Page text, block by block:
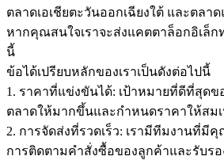
ตลาดเอเชียตะวันออกเฉียงใต้ และตลา
หากคุณสนใจเราจะส่งแคตตาล็อกอิเล็
นี้
ข้อได้เปรียบหลักของเราเป็นดังต่อไปนี้
1. ราคาที่แข่งขันได้: เป้าหมายที่ดีที่สุดข
ตลาดให้มากขึ้นและกำหนดราคาให้สม
2. การจัดส่งที่รวดเร็ว: เรามีทีมงานที่มี
การติดตามคำสั่งซื้อของลูกค้าและรับรอ